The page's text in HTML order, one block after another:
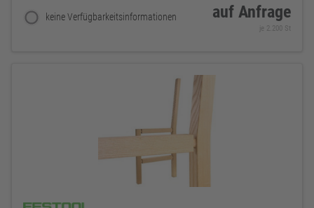
keine Verfügbarkeitsinformationen auf Anfrage
je 2.200 St